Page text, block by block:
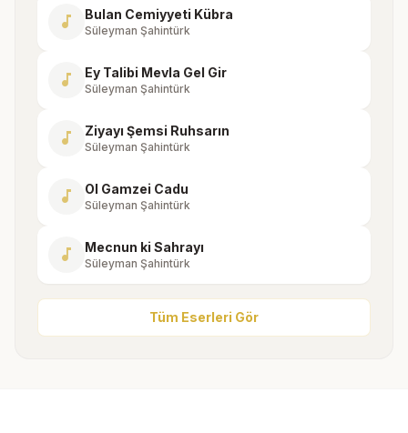
music_note Bulan Cemiyyeti Kübra
Süleyman Şahintürk
music_note Ey Talibi Mevla Gel Gir
Süleyman Şahintürk
music_note Ziyayı Şemsi Ruhsarın
Süleyman Şahintürk
music_note Ol Gamzei Cadu
Süleyman Şahintürk
music_note Mecnun ki Sahrayı
Süleyman Şahintürk
Tüm Eserleri Gör